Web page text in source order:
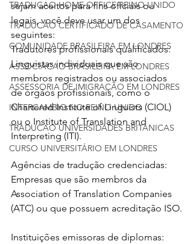
TRADUCAO HOME OFFICE REINO UNIDO
TRADUCAO CERTIFICADO DE CASAMENTO
COMUNIDADE BRASILEIRA EM LONDRES
ASSOCIACAO BRASILEIRA EM LONDRES
ASSESSORIA DE IMIGRAÇÃO EM LONDRES
INTERCAMBIO NO REINO UNIDO
TRADUCAO UNIVERSIDADES BRITANICAS
CURSO UNIVERSITÁRIO EM LONDRES
sejam aceitos para fins oficiais ou
legais, você deve usar um dos
seguintes:
Tradutores profissionais qualificados:
Linguistas individuais que são
membros registrados ou associados
de órgãos profissionais, como o
Chartered Institute of Linguists (CIOL)
ou o Institute of Translation and
Interpreting (ITI).
Agências de tradução credenciadas:
Empresas que são membros da
Association of Translation Companies
(ATC) ou que possuem acreditação ISO.
Instituições emissoras de diplomas: